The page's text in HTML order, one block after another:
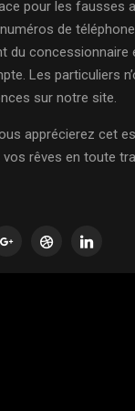
pour les fausses
de
du concessionnaire
Les particuliers
sur notre site.
apprécierez cet
rêves en toute